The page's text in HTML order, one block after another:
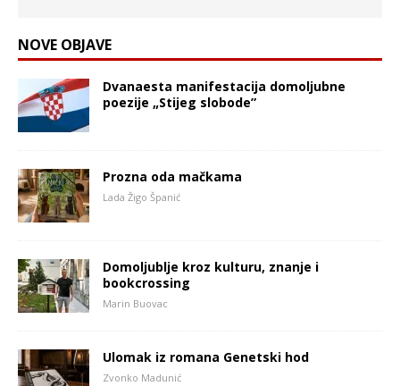
NOVE OBJAVE
Dvanaesta manifestacija domoljubne
poezije „Stijeg slobode”
Prozna oda mačkama
Lada Žigo Španić
Domoljublje kroz kulturu, znanje i
bookcrossing
Marin Buovac
Ulomak iz romana Genetski hod
Zvonko Madunić